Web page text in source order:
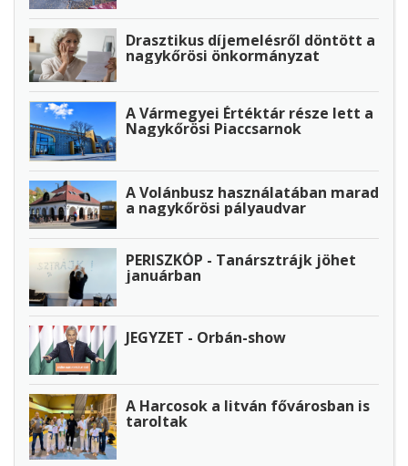
Drasztikus díjemelésről döntött a
nagykőrösi önkormányzat
A Vármegyei Értéktár része lett a
Nagykőrösi Piaccsarnok
A Volánbusz használatában marad
a nagykőrösi pályaudvar
PERISZKÓP - Tanársztrájk jöhet
januárban
JEGYZET - Orbán-show
A Harcosok a litván fővárosban is
taroltak